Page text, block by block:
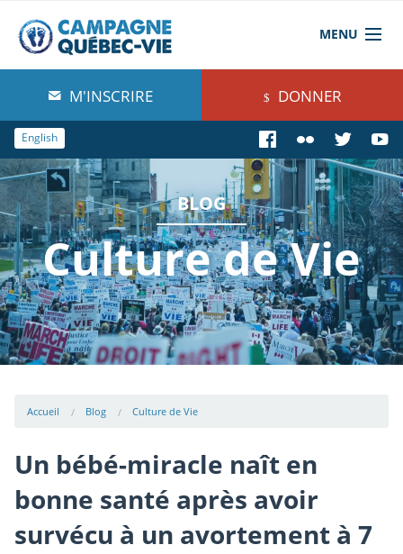
MENU
À propos de nous
Blog
Comprendre
Agir
Boutique
M'INSCRIRE DONNER
English
BLOG
Culture de Vie
Accueil Blog Culture de Vie
Un bébé-miracle naît en
bonne santé après avoir
survécu à un avortement à 7